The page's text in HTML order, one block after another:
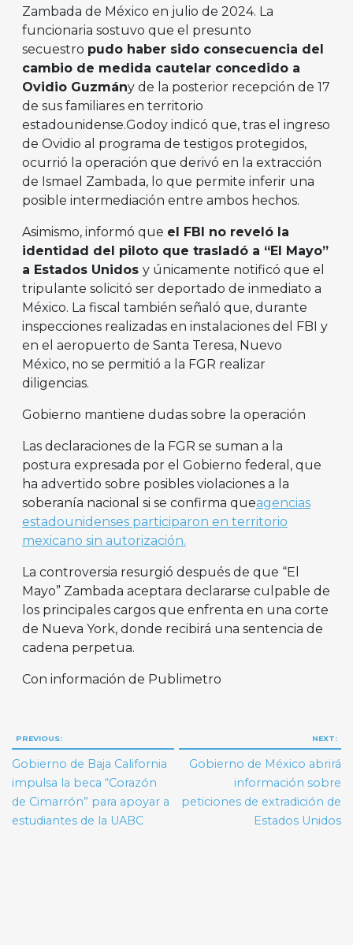
Zambada de México en julio de 2024. La
funcionaria sostuvo que el presunto
secuestro pudo haber sido consecuencia del
cambio de medida cautelar concedido a
Ovidio Guzmány de la posterior recepción de 17
de sus familiares en territorio
estadounidense.Godoy indicó que, tras el ingreso
de Ovidio al programa de testigos protegidos,
ocurrió la operación que derivó en la extracción
de Ismael Zambada, lo que permite inferir una
posible intermediación entre ambos hechos.
Asimismo, informó que el FBI no reveló la
identidad del piloto que trasladó a “El Mayo”
a Estados Unidos y únicamente notificó que el
tripulante solicitó ser deportado de inmediato a
México. La fiscal también señaló que, durante
inspecciones realizadas en instalaciones del FBI y
en el aeropuerto de Santa Teresa, Nuevo
México, no se permitió a la FGR realizar
diligencias.
Gobierno mantiene dudas sobre la operación
Las declaraciones de la FGR se suman a la
postura expresada por el Gobierno federal, que
ha advertido sobre posibles violaciones a la
soberanía nacional si se confirma queagencias
estadounidenses participaron en territorio
mexicano sin autorización.
La controversia resurgió después de que “El
Mayo” Zambada aceptara declararse culpable de
los principales cargos que enfrenta en una corte
de Nueva York, donde recibirá una sentencia de
cadena perpetua.
Con información de Publimetro
Navegación
de
entradas
PREVIOUS:
Gobierno de Baja California
impulsa la beca “Corazón
de Cimarrón” para apoyar a
estudiantes de la UABC
NEXT:
Gobierno de México abrirá
información sobre
peticiones de extradición de
Estados Unidos